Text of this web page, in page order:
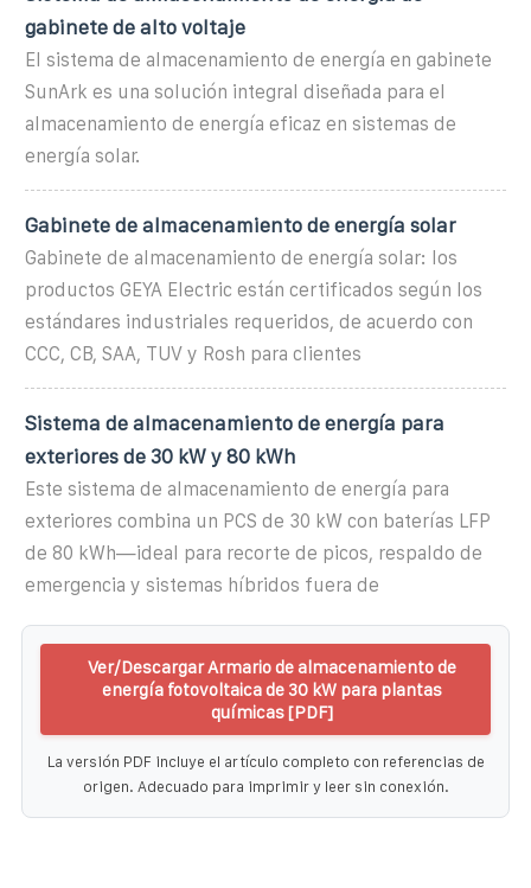
gabinete de alto voltaje
El sistema de almacenamiento de energía en gabinete
SunArk es una solución integral diseñada para el
almacenamiento de energía eficaz en sistemas de
energía solar.
Gabinete de almacenamiento de energía solar
Gabinete de almacenamiento de energía solar: los
productos GEYA Electric están certificados según los
estándares industriales requeridos, de acuerdo con
CCC, CB, SAA, TUV y Rosh para clientes
Sistema de almacenamiento de energía para
exteriores de 30 kW y 80 kWh
Este sistema de almacenamiento de energía para
exteriores combina un PCS de 30 kW con baterías LFP
de 80 kWh—ideal para recorte de picos, respaldo de
emergencia y sistemas híbridos fuera de
Ver/Descargar Armario de almacenamiento de
energía fotovoltaica de 30 kW para plantas
químicas [PDF]
La versión PDF incluye el artículo completo con referencias de
origen. Adecuado para imprimir y leer sin conexión.